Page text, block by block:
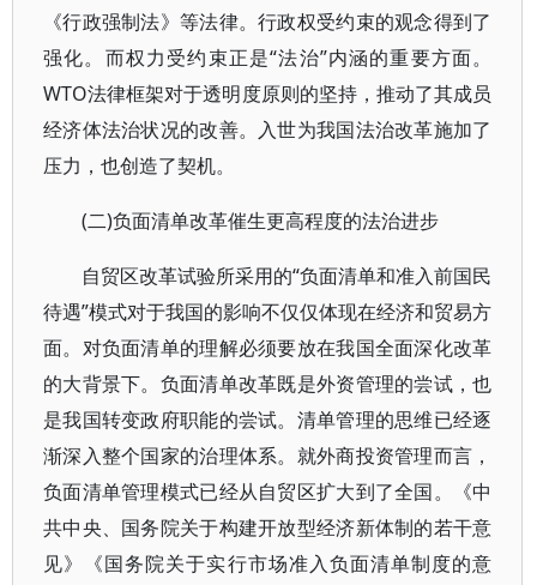
《行政强制法》等法律。行政权受约束的观念得到了
强化。而权力受约束正是“法治”内涵的重要方面。
WTO法律框架对于透明度原则的坚持，推动了其成员
经济体法治状况的改善。入世为我国法治改革施加了
压力，也创造了契机。
(二)负面清单改革催生更高程度的法治进步
自贸区改革试验所采用的“负面清单和准入前国民
待遇”模式对于我国的影响不仅仅体现在经济和贸易方
面。对负面清单的理解必须要放在我国全面深化改革
的大背景下。负面清单改革既是外资管理的尝试，也
是我国转变政府职能的尝试。清单管理的思维已经逐
渐深入整个国家的治理体系。就外商投资管理而言，
负面清单管理模式已经从自贸区扩大到了全国。《中
共中央、国务院关于构建开放型经济新体制的若干意
见》《国务院关于实行市场准入负面清单制度的意